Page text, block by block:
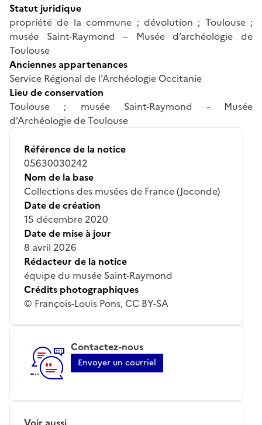
Statut juridique
propriété de la commune ; dévolution ; Toulouse ;
musée Saint-Raymond – Musée d’archéologie de
Toulouse
Anciennes appartenances
Service Régional de l'Archéologie Occitanie
Lieu de conservation
Toulouse ; musée Saint-Raymond - Musée
d’Archéologie de Toulouse
Référence de la notice
05630030242
Nom de la base
Collections des musées de France (Joconde)
Date de création
15 décembre 2020
Date de mise à jour
8 avril 2026
Rédacteur de la notice
équipe du musée Saint-Raymond
Crédits photographiques
© François-Louis Pons, CC BY-SA
Contactez-nous
Envoyer un courriel